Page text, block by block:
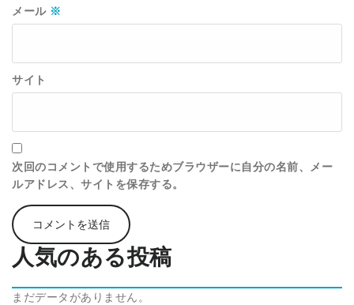
メール ※
サイト
次回のコメントで使用するためブラウザーに自分の名前、メー
ルアドレス、サイトを保存する。
人気のある投稿
まだデータがありません。